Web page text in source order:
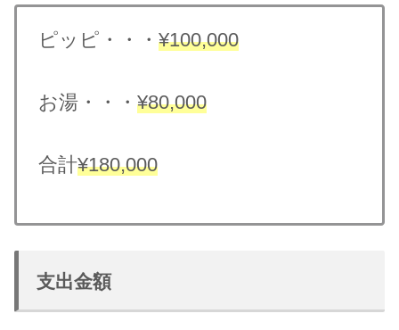
ピッピ・・・ ¥100,000
お湯・・・ ¥80,000
合計¥180,000
支出金額